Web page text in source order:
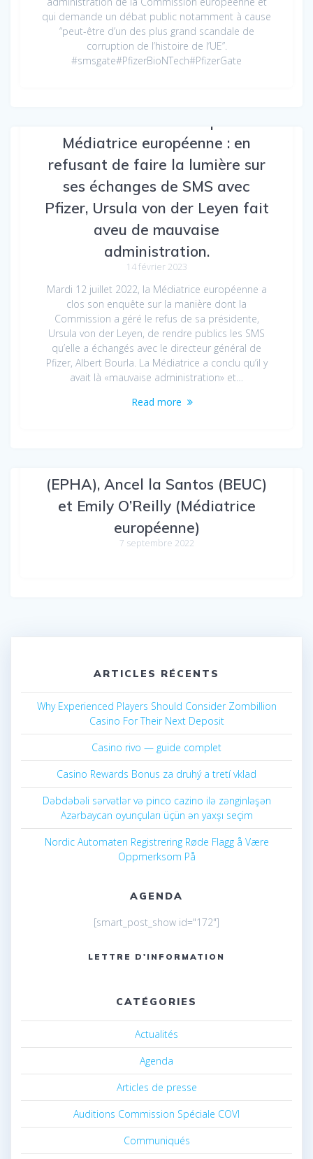
qui demande un débat public notamment à cause
“peut-être d’un des plus grand scandale de
corruption de l’histoire de l’UE”.
#smsgate#PfizerBioNTech#PfizerGate
Médiatrice européenne : en
refusant de faire la lumière sur
ses échanges de SMS avec
Pfizer, Ursula von der Leyen fait
aveu de mauvaise
administration.
14 février 2023
Mardi 12 juillet 2022, la Médiatrice européenne a
clos son enquête sur la manière dont la
Commission a géré le refus de sa présidente,
Ursula von der Leyen, de rendre publics les SMS
qu’elle a échangés avec le directeur général de
Pfizer, Albert Bourla. La Médiatrice a conclu qu’il y
avait là «mauvaise administration» et…
Read more
(EPHA), Ancel la Santos (BEUC)
et Emily O’Reilly (Médiatrice
européenne)
7 septembre 2022
ARTICLES RÉCENTS
Why Experienced Players Should Consider Zombillion
Casino For Their Next Deposit
Casino rivo — guide complet
Casino Rewards Bonus za druhý a tretí vklad
Dəbdəbəli sərvətlər və pinco cazino ilə zənginləşən
Azərbaycan oyunçuları üçün ən yaxşı seçim
Nordic Automaten Registrering Røde Flagg å Være
Oppmerksom På
AGENDA
[smart_post_show id="172"]
LETTRE D'INFORMATION
CATÉGORIES
Actualités
Agenda
Articles de presse
Auditions Commission Spéciale COVI
Communiqués